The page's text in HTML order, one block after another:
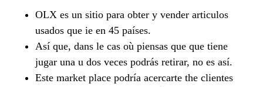
OLX es un sitio para obter y vender articulos
usados que ie en 45 países.
Así que, dans le cas où piensas que que tiene
jugar una u dos veces podrás retirar, no es así.
Este market place podría acercarte the clientes